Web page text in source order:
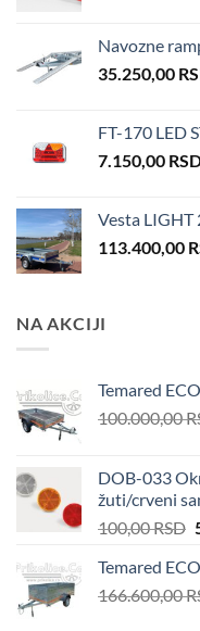
Navozne
35.250,00
FT-170 LED
7.150,00
Vesta LIGHT
113.400,00
NA AKCIJI
Temared
100.000,00
DOB-033
žuti/crveni
100,00RSD
Temared
166.600,00